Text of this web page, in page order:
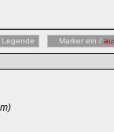
Legende Marker ein /